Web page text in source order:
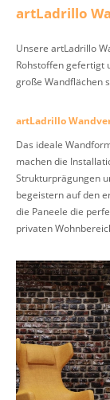
artLadrillo
Unsere artLadrillo
Rohstoffen gefertigt
große Wandflächen
artLadrillo
Das ideale
machen die
Strukturprägungen
begeistern auf den
die Paneele die
privaten